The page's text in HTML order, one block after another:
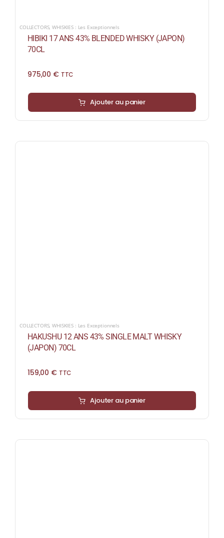
COLLECTORS,WHISKIES : Les Exceptionnels
HIBIKI 17 ANS 43% BLENDED WHISKY (JAPON)
70CL
975,00 € TTC
Ajouter au panier
COLLECTORS,WHISKIES : Les Exceptionnels
HAKUSHU 12 ANS 43% SINGLE MALT WHISKY
(JAPON) 70CL
159,00 € TTC
Ajouter au panier